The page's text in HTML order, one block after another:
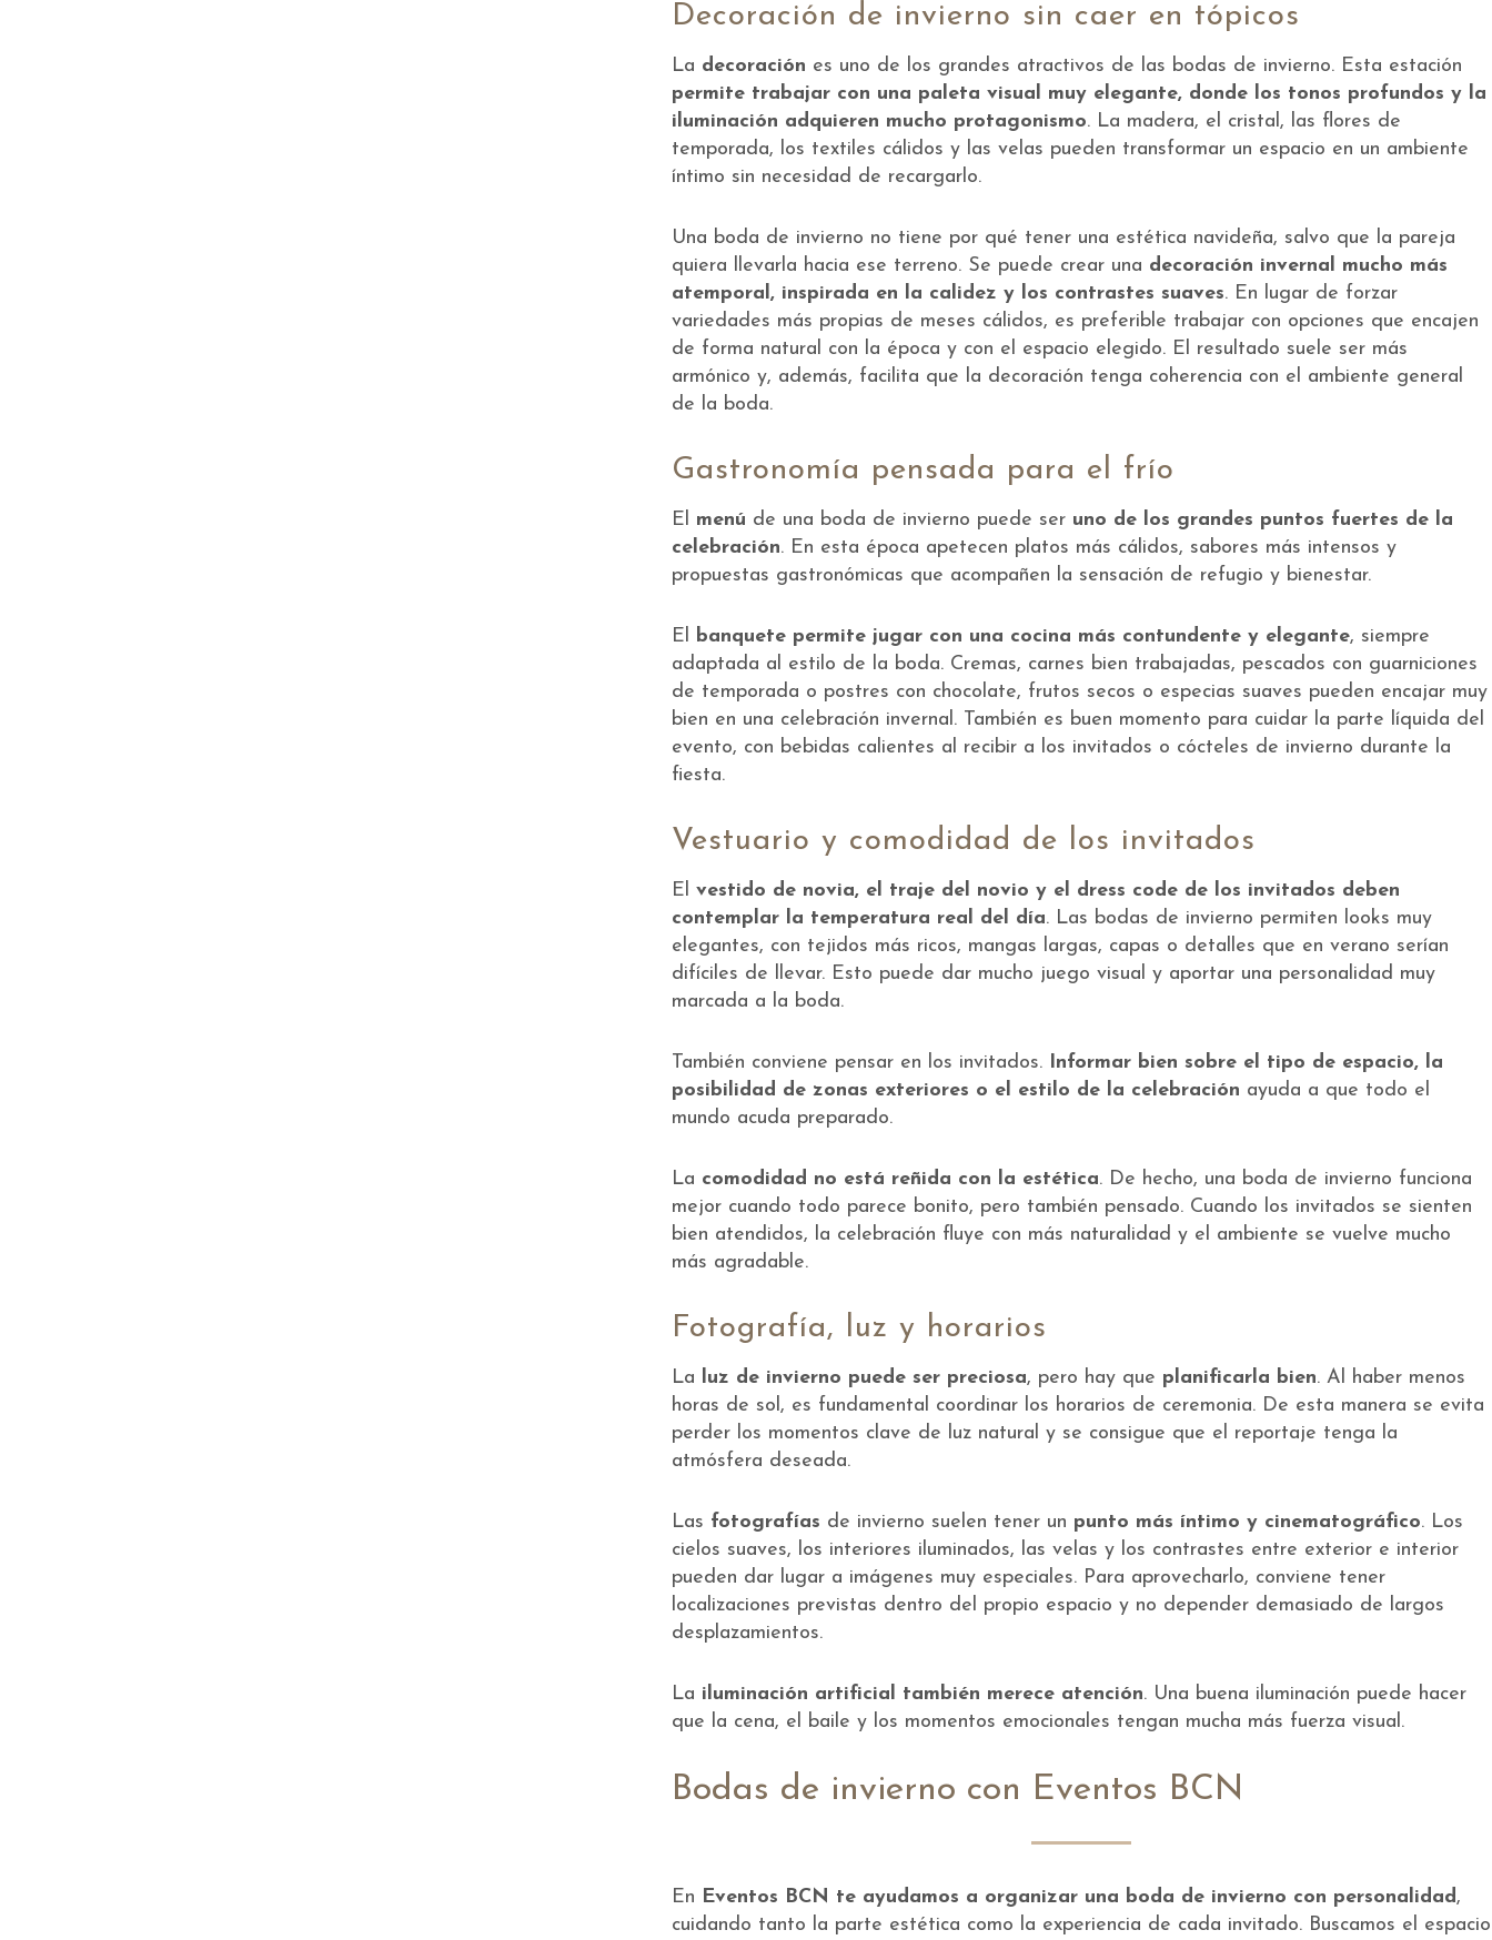
Decoración de invierno sin caer en tópicos
La decoración es uno de los grandes atractivos de las bodas de invierno. Esta estación
permite trabajar con una paleta visual muy elegante, donde los tonos profundos y la
iluminación adquieren mucho protagonismo. La madera, el cristal, las flores de
temporada, los textiles cálidos y las velas pueden transformar un espacio en un ambiente
íntimo sin necesidad de recargarlo.
Una boda de invierno no tiene por qué tener una estética navideña, salvo que la pareja
quiera llevarla hacia ese terreno. Se puede crear una decoración invernal mucho más
atemporal, inspirada en la calidez y los contrastes suaves. En lugar de forzar
variedades más propias de meses cálidos, es preferible trabajar con opciones que encajen
de forma natural con la época y con el espacio elegido. El resultado suele ser más
armónico y, además, facilita que la decoración tenga coherencia con el ambiente general
de la boda.
Gastronomía pensada para el frío
El menú de una boda de invierno puede seruno de los grandes puntos fuertes de la
celebración. En esta época apetecen platos más cálidos, sabores más intensos y
propuestas gastronómicas que acompañen la sensación de refugio y bienestar.
El banquete permite jugar con una cocina más contundente y elegante, siempre
adaptada al estilo de la boda. Cremas, carnes bien trabajadas, pescados con guarniciones
de temporada o postres con chocolate, frutos secos o especias suaves pueden encajar muy
bien en una celebración invernal. También es buen momento para cuidar la parte líquida del
evento, con bebidas calientes al recibir a los invitados o cócteles de invierno durante la
fiesta.
Vestuario y comodidad de los invitados
El vestido de novia, el traje del novio y el dress code de los invitados deben
contemplar la temperatura real del día. Las bodas de invierno permiten looks muy
elegantes, con tejidos más ricos, mangas largas, capas o detalles que en verano serían
difíciles de llevar. Esto puede dar mucho juego visual y aportar una personalidad muy
marcada a la boda.
También conviene pensar en los invitados. Informar bien sobre el tipo de espacio, la
posibilidad de zonas exteriores o el estilo de la celebración ayuda a que todo el
mundo acuda preparado.
La comodidad no está reñida con la estética. De hecho, una boda de invierno funciona
mejor cuando todo parece bonito, pero también pensado. Cuando los invitados se sienten
bien atendidos, la celebración fluye con más naturalidad y el ambiente se vuelve mucho
más agradable.
Fotografía, luz y horarios
La luz de invierno puede ser preciosa, pero hay que planificarla bien. Al haber menos
horas de sol, es fundamental coordinar los horarios de ceremonia. De esta manera se evita
perder los momentos clave de luz natural y se consigue que el reportaje tenga la
atmósfera deseada.
Las fotografías de invierno suelen tener un punto más íntimo y cinematográfico. Los
cielos suaves, los interiores iluminados, las velas y los contrastes entre exterior e interior
pueden dar lugar a imágenes muy especiales. Para aprovecharlo, conviene tener
localizaciones previstas dentro del propio espacio y no depender demasiado de largos
desplazamientos.
La iluminación artificial también merece atención. Una buena iluminación puede hacer
que la cena, el baile y los momentos emocionales tengan mucha más fuerza visual.
Bodas de invierno con Eventos BCN
En Eventos BCN te ayudamos a organizar una boda de invierno con personalidad,
cuidando tanto la parte estética como la experiencia de cada invitado. Buscamos el espacio